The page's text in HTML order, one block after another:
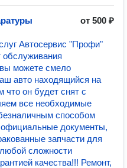
от 500 ₽
Автосервис "Профи"
обслуживания
вы можете смело
авто находящийся на
что он будет снят с
все необходимые
способом
документы,
запчасти для
сложности
качества!!! Ремонт,